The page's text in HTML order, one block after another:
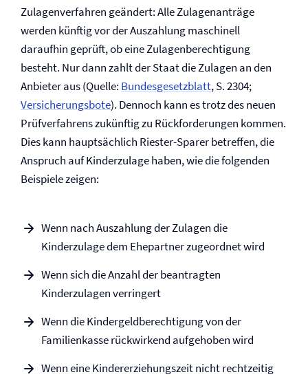
Zulagenverfahren geändert: Alle Zulagenanträge
werden künftig vor der Auszahlung maschinell
daraufhin geprüft, ob eine Zulagenberechtigung
besteht. Nur dann zahlt der Staat die Zulagen an den
Anbieter aus (Quelle: Bundesgesetzblatt, S. 2304;
Versicherungsbote). Dennoch kann es trotz des neuen
Prüfverfahrens zukünftig zu Rückforderungen kommen.
Dies kann hauptsächlich Riester-Sparer betreffen, die
Anspruch auf Kinderzulage haben, wie die folgenden
Beispiele zeigen:
Wenn nach Auszahlung der Zulagen die
Kinderzulage dem Ehepartner zugeordnet wird
Wenn sich die Anzahl der beantragten
Kinderzulagen verringert
Wenn die Kindergeldberechtigung von der
Familienkasse rückwirkend aufgehoben wird
Wenn eine Kindererziehungszeit nicht rechtzeitig